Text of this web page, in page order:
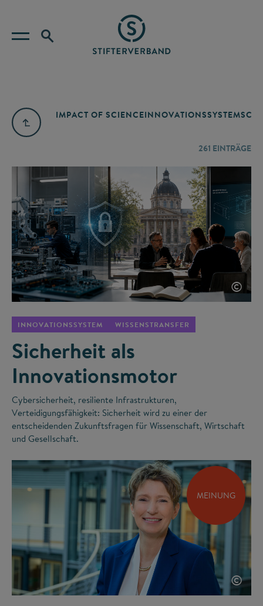
IMPACT OF SCIENCEINNOVATIONSSYSTEM
261 EINTRÄGE
©
INNOVATIONSSYSTEM WISSENSTRANSFER
Sicherheit als
Innovationsmotor
Cybersicherheit, resiliente Infrastrukturen,
Verteidigungsfähigkeit: Sicherheit wird zu einer der
entscheidenden Zukunftsfragen für Wissenschaft, Wirtschaft
und Gesellschaft.
MEINUNG
©